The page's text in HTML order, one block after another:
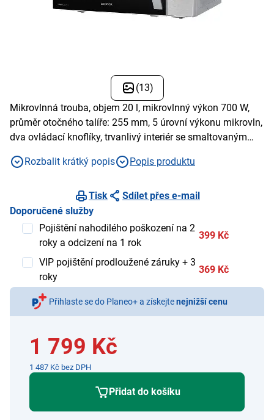
(13)
Mikrovlnná trouba, objem 20 l, mikrovlnný výkon 700 W,
průměr otočného talíře: 255 mm, 5 úrovní výkonu mikrovln,
dva ovládací knoflíky, trvanlivý interiér se smaltovaným
Rozbalit krátký popis
Popis produktu
Tisk
Sdílet přes e-mail
Doporučené služby
Pojištění nahodilého poškození na 2
roky a odcizení na 1 rok
399 Kč
VIP pojištění prodloužené záruky + 3
roky
369 Kč
Přihlaste se do Planeo+ a získejtenejnižší cenu
1 799 Kč
1 487 Kč bez DPH
Přidat do košíku